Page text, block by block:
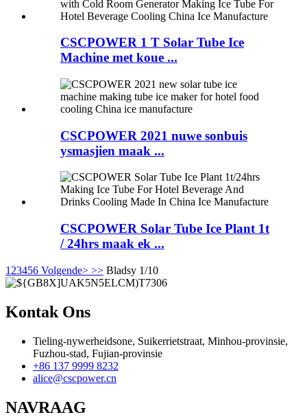
CSCPOWER 1 T Solar Tube Ice
Machine met koue ...
CSCPOWER 2021 nuwe sonbuis
ysmasjien maak ...
CSCPOWER Solar Tube Ice Plant 1t
/ 24hrs maak ek ...
1 23456 Volgende> >> Bladsy 1/10
Kontak Ons
Tieling-nywerheidsone, Suikerrietstraat, Minhou-provinsie,
Fuzhou-stad, Fujian-provinsie
+86 137 9999 8232
alice@cscpower.cn
NAVRAAG